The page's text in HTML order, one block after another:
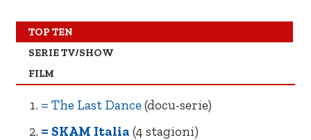
+ Prison Break (5 stagioni)
– Into the Night (1 stagione)
– Too Hot to Handle (reality)
–Dangerous Lies
– Il Caso Spotlight
TOP TEN
SERIE TV/SHOW
FILM
= The Last Dance(docu-serie)
= SKAM Italia (4 stagioni)